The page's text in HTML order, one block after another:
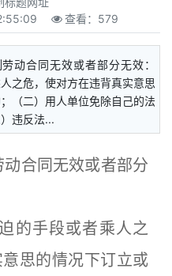
查看： 579
动合同无效或者部分无效：
之危，使对方在违背真实意思
（二）用人单位免除自己的法
违反法...
合同无效或者部分
的手段或者乘人之
思的情况下订立或